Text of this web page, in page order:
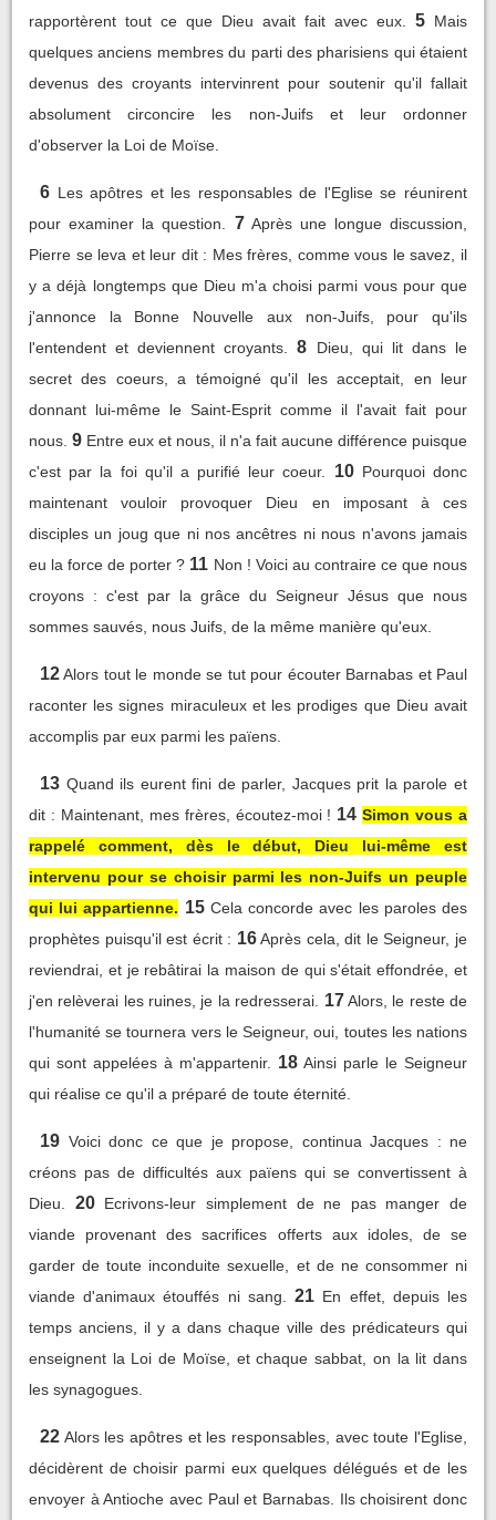
rapportèrent tout ce que Dieu avait fait avec eux.
5 Mais
quelques anciens membres du parti des pharisiens qui étaient
devenus des croyants intervinrent pour soutenir qu'il fallait
absolument circoncire les non-Juifs et leur ordonner
d'observer la Loi de Moïse.
6 Les apôtres et les responsables de l'Eglise se réunirent
pour examiner la question.
7 Après une longue discussion,
Pierre se leva et leur dit : Mes frères, comme vous le savez, il
y a déjà longtemps que Dieu m'a choisi parmi vous pour que
j'annonce la Bonne Nouvelle aux non-Juifs, pour qu'ils
l'entendent et deviennent croyants.
8
Dieu, qui lit dans le
secret des coeurs, a témoigné qu'il les acceptait, en leur
donnant lui-même le Saint-Esprit comme il l'avait fait pour
nous. 9 Entre eux et nous, il n'a fait aucune différence puisque
c'est par la foi qu'il a purifié leur coeur.
10 Pourquoi donc
maintenant vouloir provoquer Dieu en imposant à ces
disciples un joug que ni nos ancêtres ni nous n'avons jamais
eu la force de porter ? 11 Non ! Voici au contraire ce que nous
croyons : c'est par la grâce du Seigneur Jésus que nous
sommes sauvés, nous Juifs, de la même manière qu'eux.
12 Alors tout le monde se tut pour écouter Barnabas et Paul
raconter les signes miraculeux et les prodiges que Dieu avait
accomplis par eux parmi les païens.
13 Quand ils eurent fini de parler, Jacques prit la parole et
dit : Maintenant, mes frères, écoutez-moi ! 14 Simon vous a
rappelé comment, dès le début, Dieu lui-même est
intervenu pour se choisir parmi les non-Juifs un peuple
qui lui appartienne. 15 Cela concorde avec les paroles des
prophètes puisqu'il est écrit : 16 Après cela, dit le Seigneur, je
reviendrai, et je rebâtirai la maison de qui s'était effondrée, et
j'en relèverai les ruines, je la redresserai.
17 Alors, le reste de
l'humanité se tournera vers le Seigneur, oui, toutes les nations
qui sont appelées à m'appartenir.
18 Ainsi parle le Seigneur
qui réalise ce qu'il a préparé de toute éternité.
19 Voici donc ce que je propose, continua Jacques : ne
créons pas de difficultés aux païens qui se convertissent à
Dieu.
20 Ecrivons-leur simplement de ne pas manger de
viande provenant des sacrifices offerts aux idoles, de se
garder de toute inconduite sexuelle, et de ne consommer ni
viande d'animaux étouffés ni sang.
21 En effet, depuis les
temps anciens, il y a dans chaque ville des prédicateurs qui
enseignent la Loi de Moïse, et chaque sabbat, on la lit dans
les synagogues.
22 Alors les apôtres et les responsables, avec toute l'Eglise,
décidèrent de choisir parmi eux quelques délégués et de les
envoyer à Antioche avec Paul et Barnabas. Ils choisirent donc